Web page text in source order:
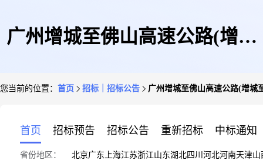
广州增城至佛山高速公路(增城
您当前的位置： 首页 招标｜招标公告 广州增城至佛山高速公路(增城
首页 招标预告 招标公告 重新招标 中标通知
省份地区： 北京广东 上海江苏浙江山东湖北四川 河北河南天津山